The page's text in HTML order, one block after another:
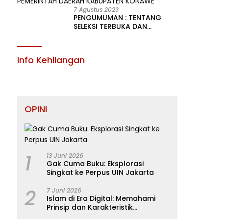
7 Agustus 2023
PENGUMUMAN : TENTANG
SELEKSI TERBUKA DAN
LINGKUNGAN PEMERINTAH
Info Kehilangan
OPINI
1 13 Juni 2026
Gak Cuma Buku: Eksplorasi
Singkat ke Perpus UIN Jakarta
2 7 Juni 2026
Islam di Era Digital: Memahami
Prinsip dan Karakteristik